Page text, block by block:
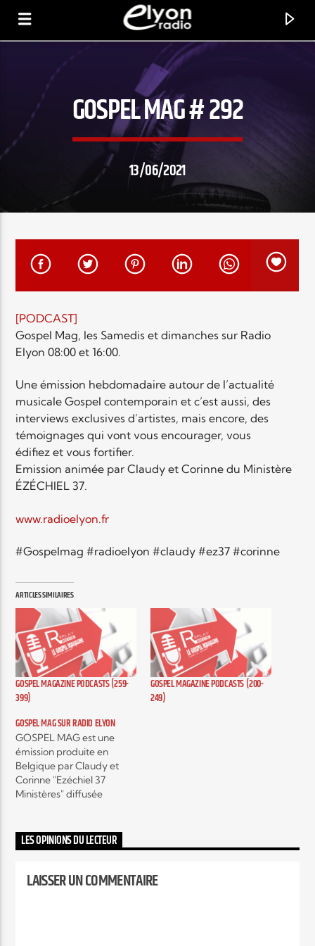
RADIO ELYON
POSITIVE ET ENCOURAGEANTE !
EN CE MOMENT
TITRE
ARTISTE
Radio Elyon
Elyon Rhema
Elyon Hits
Elyon Live
Elyon Kids
GOSPEL MAG # 292
13/06/2021
[PODCAST]
Gospel Mag, les Samedis et dimanches sur Radio
Elyon 08:00 et 16:00.
Une émission hebdomadaire autour de l’actualité
musicale Gospel contemporain et c’est aussi, des
interviews exclusives d’artistes, mais encore, des
témoignages qui vont vous encourager, vous
édifiez et vous fortifier.
Emission animée par Claudy et Corinne du Ministère
ÉZÉCHIEL 37.
www.radioelyon.fr
#Gospelmag #radioelyon #claudy #ez37 #corinne
ARTICLES SIMILAIRES
GOSPEL MAGAZINE PODCASTS (259-
399)
GOSPEL MAGAZINE PODCASTS (200-
249)
GOSPEL MAG SUR RADIO ELYON
GOSPEL MAG est une
émission produite en
Belgique par Claudy et
Corinne "Ezéchiel 37
Ministères" diffusée
hebdomadaire autour de
l'actualité musicale Gospel
aussi, des interviews
LES OPINIONS DU LECTEUR
LAISSER UN COMMENTAIRE